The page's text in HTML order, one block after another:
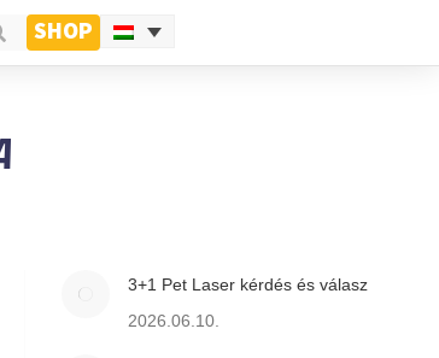
SHOP
3+1 Pet Laser kérdés és válasz
2026.06.10.